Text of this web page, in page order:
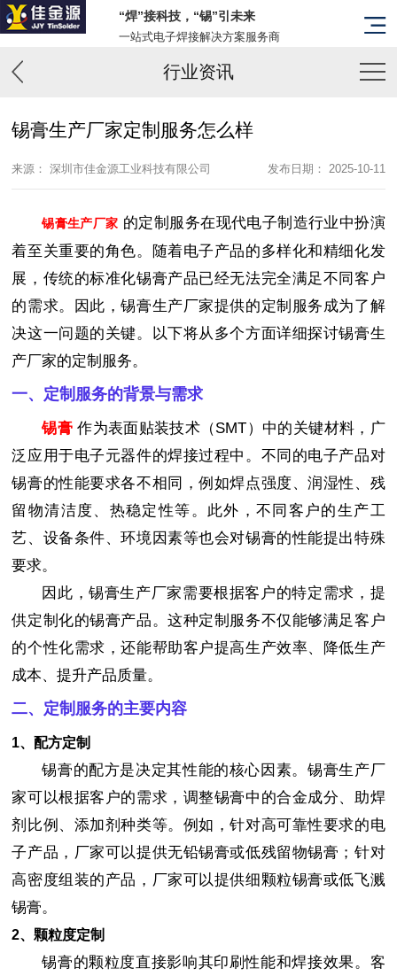
“焊”接科技，“锡”引未来
一站式电子焊接解决方案服务商
行业资讯
锡膏生产厂家定制服务怎么样
来源： 深圳市佳金源工业科技有限公司 发布日期： 2025-10-11
锡膏生产厂家 的定制服务在现代电子制造行业中扮演
着至关重要的角色。随着电子产品的多样化和精细化发
展，传统的标准化锡膏产品已经无法完全满足不同客户
的需求。因此，锡膏生产厂家提供的定制服务成为了解
决这一问题的关键。以下将从多个方面详细探讨锡膏生
产厂家的定制服务。
一、定制服务的背景与需求
锡膏 作为表面贴装技术（SMT）中的关键材料，广
泛应用于电子元器件的焊接过程中。不同的电子产品对
锡膏的性能要求各不相同，例如焊点强度、润湿性、残
留物清洁度、热稳定性等。此外，不同客户的生产工
艺、设备条件、环境因素等也会对锡膏的性能提出特殊
要求。
因此，锡膏生产厂家需要根据客户的特定需求，提
供定制化的锡膏产品。这种定制服务不仅能够满足客户
的个性化需求，还能帮助客户提高生产效率、降低生产
成本、提升产品质量。
二、定制服务的主要内容
1、配方定制
锡膏的配方是决定其性能的核心因素。锡膏生产厂
家可以根据客户的需求，调整锡膏中的合金成分、助焊
剂比例、添加剂种类等。例如，针对高可靠性要求的电
子产品，厂家可以提供无铅锡膏或低残留物锡膏；针对
高密度组装的产品，厂家可以提供细颗粒锡膏或低飞溅
锡膏。
2、颗粒度定制
锡膏的颗粒度直接影响其印刷性能和焊接效果。客